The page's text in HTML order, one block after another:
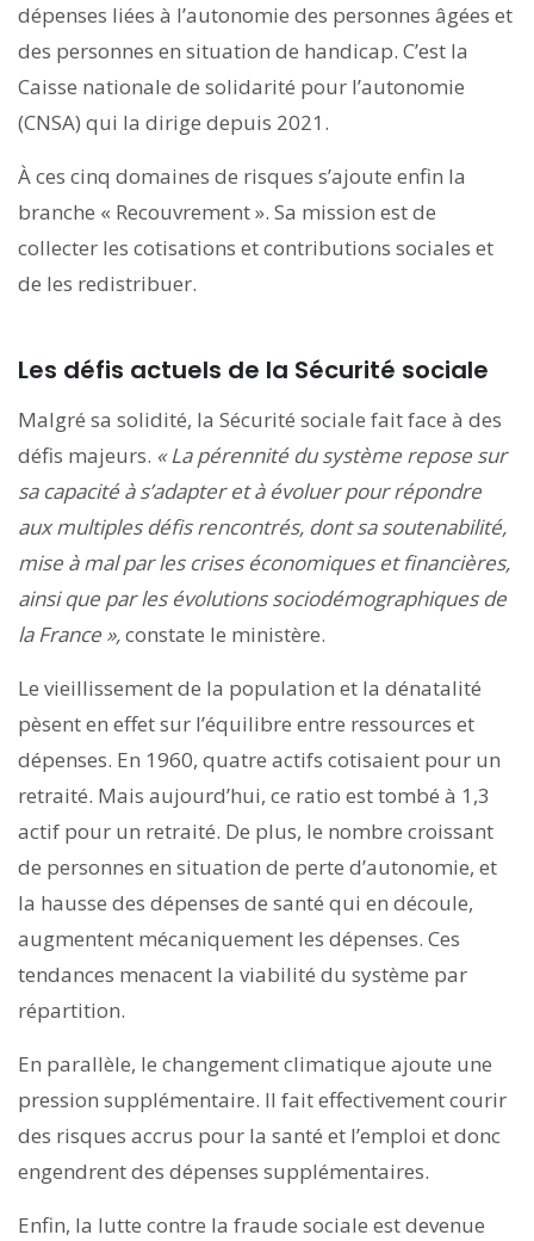
dépenses liées à l’autonomie des personnes âgées et
des personnes en situation de handicap. C’est la
Caisse nationale de solidarité pour l’autonomie
(CNSA) qui la dirige depuis 2021.
À ces cinq domaines de risques s’ajoute enfin la
branche « Recouvrement ». Sa mission est de
collecter les cotisations et contributions sociales et
de les redistribuer.
Les défis actuels de la Sécurité sociale
Malgré sa solidité, la Sécurité sociale fait face à des
défis majeurs. «La pérennité du système repose sur
sa capacité à s’adapter et à évoluer pour répondre
aux multiples défis rencontrés, dont sa soutenabilité,
mise à mal par les crises économiques et financières,
ainsi que par les évolutions sociodémographiques de
la France »,constate le ministère.
Le vieillissement de la population et la dénatalité
pèsent en effet sur l’équilibre entre ressources et
dépenses. En 1960, quatre actifs cotisaient pour un
retraité. Mais aujourd’hui, ce ratio est tombé à 1,3
actif pour un retraité. De plus, le nombre croissant
de personnes en situation de perte d’autonomie, et
la hausse des dépenses de santé qui en découle,
augmentent mécaniquement les dépenses. Ces
tendances menacent la viabilité du système par
répartition.
En parallèle, le changement climatique ajoute une
pression supplémentaire. Il fait effectivement courir
des risques accrus pour la santé et l’emploi et donc
engendrent des dépenses supplémentaires.
Enfin, la lutte contre la fraude sociale est devenue